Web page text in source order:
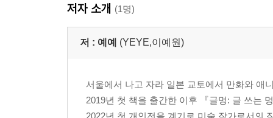
저자 소개 (1명)
저 : 예예 (YEYE,이예원)
서울에서 나고 자라 일본 교토에서 만화와 애
2019년 첫 책을 출간한 이후 『글멍: 글 쓰는
2022년 첫 개인전을 계기로 미술 작가로서의